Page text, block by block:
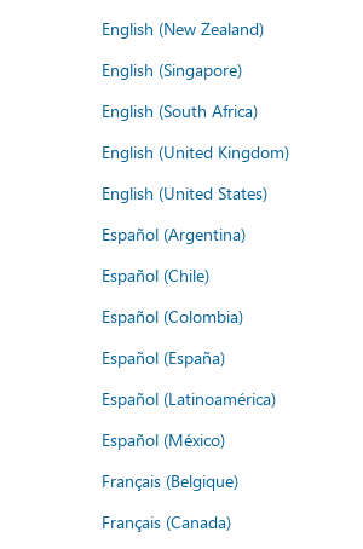
English (New Zealand)
English (Singapore)
English (South Africa)
English (United Kingdom)
English (United States)
Español (Argentina)
Español (Chile)
Español (Colombia)
Español (España)
Español (Latinoamérica)
Español (México)
Français (Belgique)
Français (Canada)